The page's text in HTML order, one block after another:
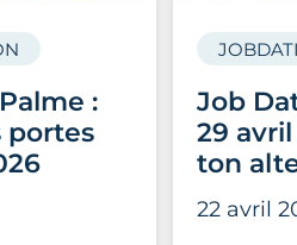
:
portes
Job
29
ton
22 avril